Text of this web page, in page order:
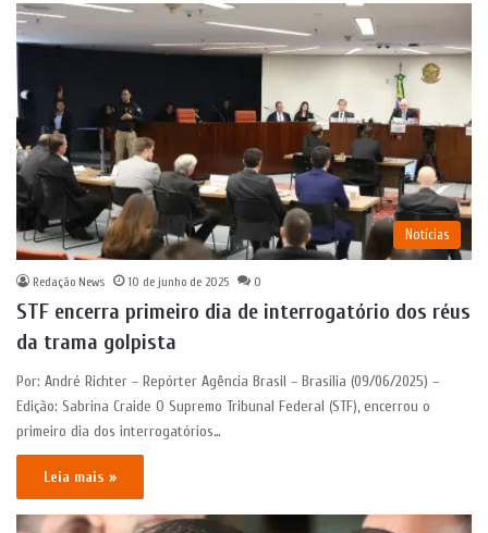
Notícias
Redação News 10 de junho de 2025 0
STF encerra primeiro dia de interrogatório dos réus
da trama golpista
Por: André Richter – Repórter Agência Brasil – Brasília (09/06/2025) –
Edição: Sabrina Craide O Supremo Tribunal Federal (STF), encerrou o
primeiro dia dos interrogatórios…
Leia mais »